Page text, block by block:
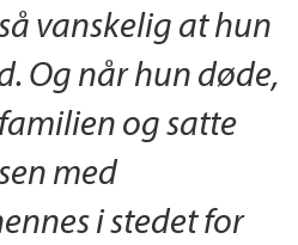
vanskelig at hun
Og når hun døde,
og satte
med
i stedet for